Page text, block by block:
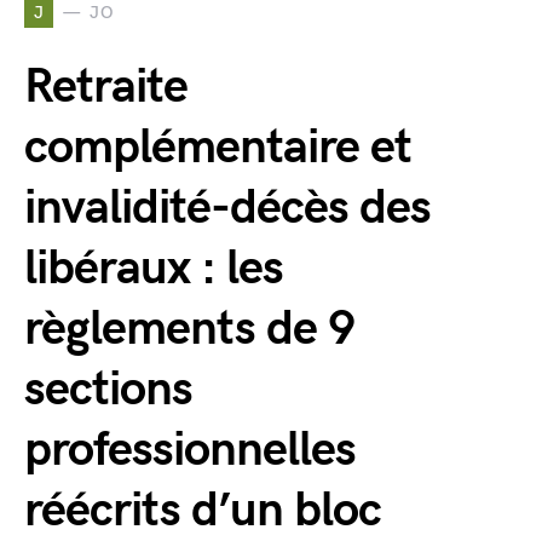
J JO
Retraite
complémentaire et
invalidité-décès des
libéraux : les
règlements de 9
sections
professionnelles
réécrits d’un bloc